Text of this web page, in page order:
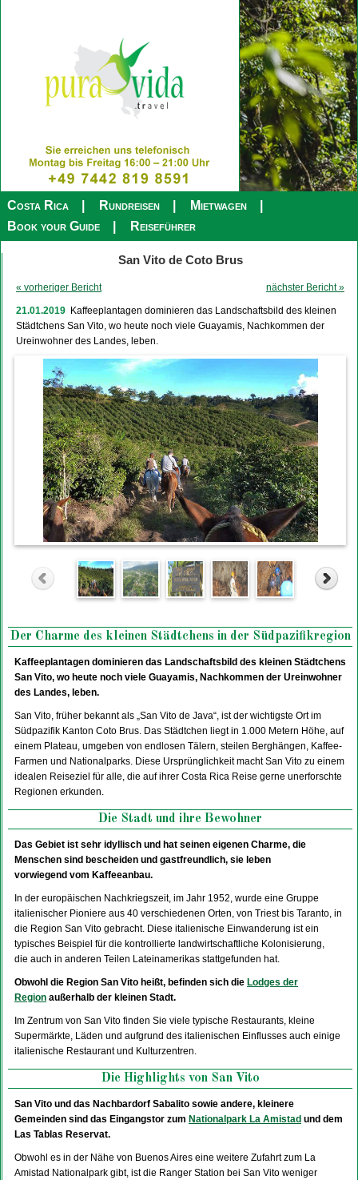
Costa Rica Rundreisen
Mietwagen
Book your Guide
Reiseführer
San Vito de Coto Brus
nächster Bericht »
« vorheriger Bericht
21.01.2019 Kaffeeplantagen dominieren das Landschaftsbild des kleinen
Städtchens San Vito, wo heute noch viele Guayamis, Nachkommen der
Ureinwohner des Landes, leben.
Der Charme des kleinen Städtchens in der Südpazifikregion
Kaffeeplantagen dominieren das Landschaftsbild des kleinen Städtchens
San Vito, wo heute noch viele Guayamis, Nachkommen der Ureinwohner
des Landes, leben.
San Vito, früher bekannt als „San Vito de Java“, ist der wichtigste Ort im
Südpazifik Kanton Coto Brus. Das Städtchen liegt in 1.000 Metern Höhe, auf
einem Plateau, umgeben von endlosen Tälern, steilen Berghängen, Kaffee-
Farmen und Nationalparks. Diese Ursprünglichkeit macht San Vito zu einem
idealen Reiseziel für alle, die auf ihrer Costa Rica Reise gerne unerforschte
Regionen erkunden.
Die Stadt und ihre Bewohner
Das Gebiet ist sehr idyllisch und hat seinen eigenen Charme, die
Menschen sind bescheiden und gastfreundlich, sie leben
vorwiegend vom Kaffeeanbau.
In der europäischen Nachkriegszeit, im Jahr 1952, wurde eine Gruppe
italienischer Pioniere aus 40 verschiedenen Orten, von Triest bis Taranto, in
die Region San Vito gebracht. Diese italienische Einwanderung ist ein
typisches Beispiel für die kontrollierte landwirtschaftliche Kolonisierung,
die auch in anderen Teilen Lateinamerikas stattgefunden hat.
Obwohl die Region San Vito heißt, befinden sich die Lodges der
Region außerhalb der kleinen Stadt.
Im Zentrum von San Vito finden Sie viele typische Restaurants, kleine
Supermärkte, Läden und aufgrund des italienischen Einflusses auch einige
italienische Restaurant und Kulturzentren.
Die Highlights von San Vito
San Vito und das Nachbardorf Sabalito sowie andere, kleinere
Gemeinden sind das Eingangstor zum Nationalpark La Amistad und dem
Las Tablas Reservat.
Obwohl es in der Nähe von Buenos Aires eine weitere Zufahrt zum La
Amistad Nationalpark gibt, ist die Ranger Station bei San Vito weniger